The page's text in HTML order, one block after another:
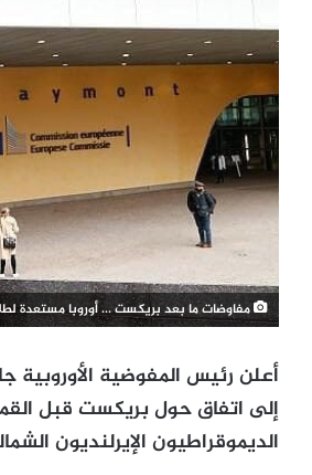
مفاوضات ما بعد بريكست ... أوروبا مستعدة
أعلن رئيس المفوضية
إلى اتفاق حول بريكست قبل
الديموقراطيون الإيرلنديون